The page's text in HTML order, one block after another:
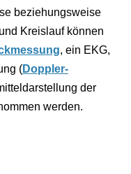
beziehungsweise
Kreislauf können
, ein EKG,
(Doppler-
der
werden.